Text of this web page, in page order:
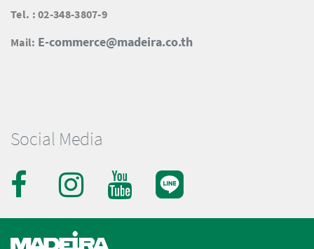
Social Media
Tel. : 02-348-3807-9
Mail: E-commerce@madeira.co.th